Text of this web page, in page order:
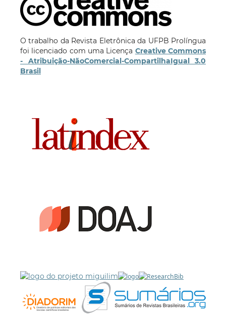
O trabalho da Revista Eletrônica da UFPB Prolíngua
foi licenciado com uma Licença Creative Commons
- Atribuição-NãoComercial-CompartilhaIgual 3.0
Brasil